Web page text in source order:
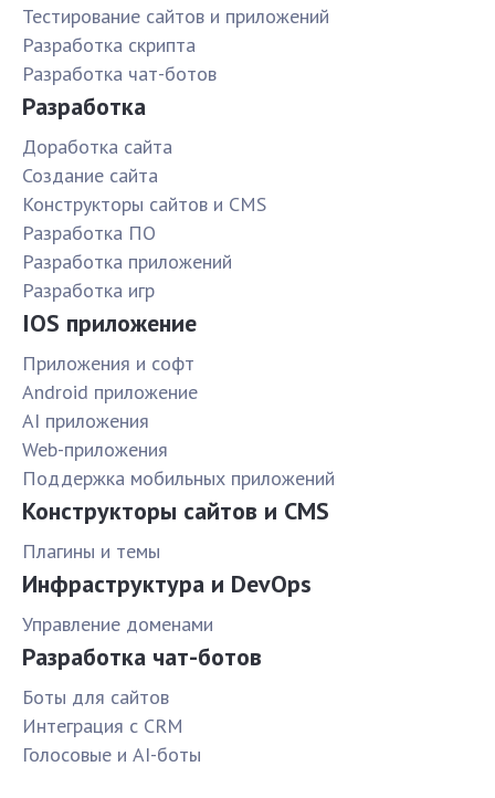
Тестирование сайтов и приложений
Разработка скрипта
Разработка чат-ботов
Разработка
Доработка сайта
Создание сайта
Конструкторы сайтов и CMS
Разработка ПО
Разработка приложений
Разработка игр
IOS приложение
Приложения и софт
Android приложение
AI приложения
Web-приложения
Поддержка мобильных приложений
Конструкторы сайтов и CMS
Плагины и темы
Инфраструктура и DevOps
Управление доменами
Разработка чат-ботов
Боты для сайтов
Интеграция с CRM
Голосовые и AI-боты